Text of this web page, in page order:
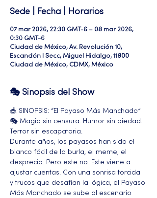
Sede | Fecha | Horarios
07 mar 2026, 22:30 GMT-6 – 08 mar 2026,
0:30 GMT-6
Ciudad de México, Av. Revolución 10,
Escandón I Secc, Miguel Hidalgo, 11800
Ciudad de México, CDMX, México
🎭 Sinopsis del Show
🎪 SINOPSIS: “El Payaso Más Manchado”
🎭 Magia sin censura. Humor sin piedad.
Terror sin escapatoria.
Durante años, los payasos han sido el
blanco fácil de la burla, el meme, el
desprecio. Pero este no. Este viene a
ajustar cuentas. Con una sonrisa torcida
y trucos que desafían la lógica, el Payaso
Más Manchado se sube al escenario